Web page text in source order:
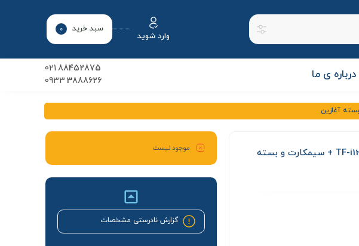
وارد شوید
سبد خرید 0
درباره ی ما 88452875
021
3888626
0933
مودم 4.5G / TD-LTE سپنتا Sepanta مدل TF-i120-E1 + سیمکارت و بسته
موجود نیست
گزارش نادرستی مشخصات